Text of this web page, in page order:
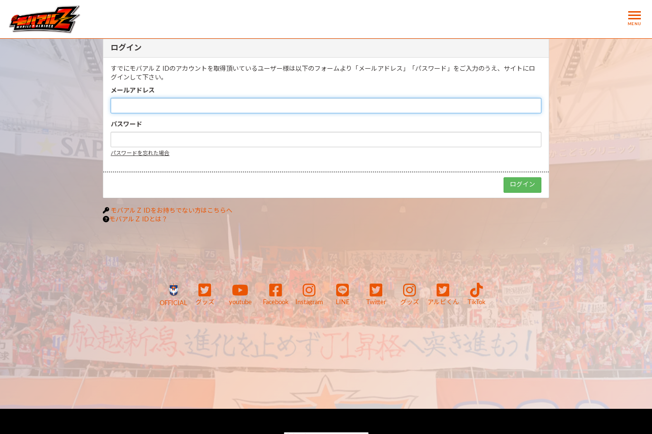
MENU
ログイン
すでにモバアルＺ IDのアカウントを取得頂いているユーザー様は以下のフォームより「メールアドレス」「パスワード」をご入力のうえ、サイトにロ
グインして下さい。
メールアドレス
パスワード
パスワードを忘れた場合
モバアルＺ IDをお持ちでない方はこちらへ
モバアルＺ IDとは？
OFFICIAL グッズ youtube Facebook Instagram LINE Twitter グッズ アルビくん TikTok